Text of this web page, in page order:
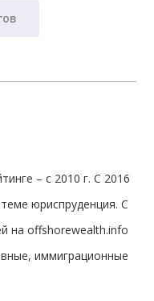
– с 2010 г. С 2016
юриспруденция. С
на offshorewealth.info
иммиграционные